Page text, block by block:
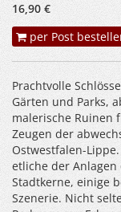
16,90 €
per Post
Prachtvolle
Gärten und Parks,
malerische Ruinen
Zeugen der
Ostwestfalen-
etliche der
Stadtkerne, einige
Szenerie. Nicht